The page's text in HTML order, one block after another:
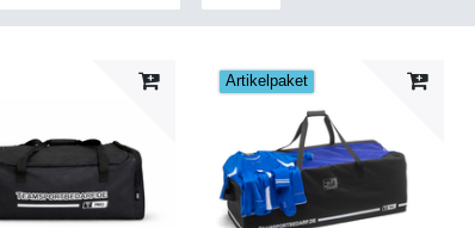
Artikelpaket